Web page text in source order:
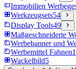
Immobilien
Werkzeugsets54
Display Tools49
Maßgeschneiderte
Werbebanner und
Werbemittel Fahnen
Wackelbild5